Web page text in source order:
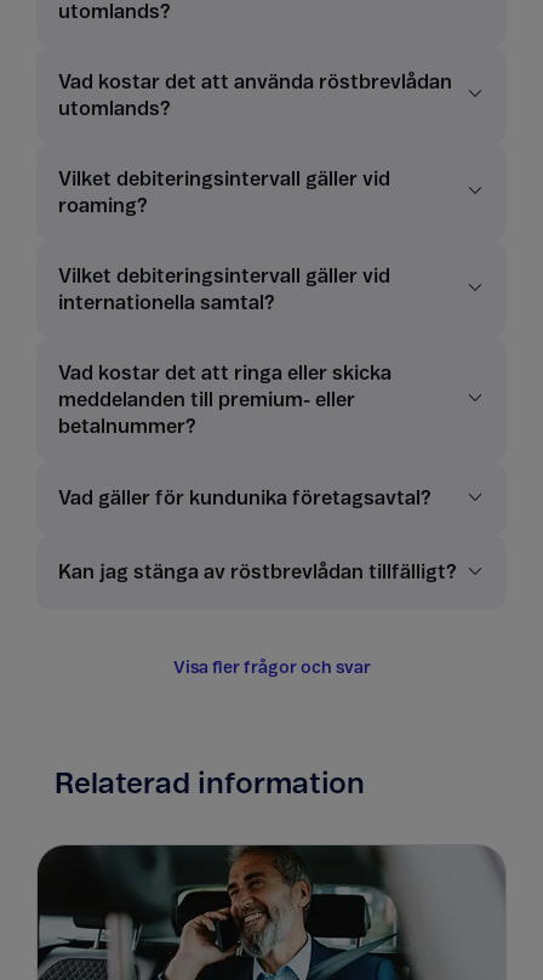
utomlands?
Vad kostar det att använda röstbrevlådan
utomlands?
Vilket debiteringsintervall gäller vid
roaming?
Vilket debiteringsintervall gäller vid
internationella samtal?
Vad kostar det att ringa eller skicka
meddelanden till premium- eller
betalnummer?
Vad gäller för kundunika företagsavtal?
Kan jag stänga av röstbrevlådan tillfälligt?
Visa fler frågor och svar
Relaterad information